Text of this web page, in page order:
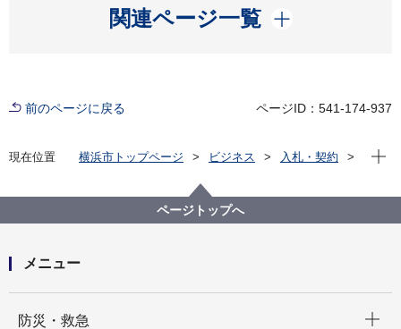
関連ページ一覧
開く
前のページに戻る ページID：541-174-937
現在位置 横浜市トップページ ビジネス
入札・契約
【入札結果掲載】【公募型指名競争入札】横浜市職員
健康診断業務委託（委託区分その３）
現在
ページトップへ
メニュー
防災・救急